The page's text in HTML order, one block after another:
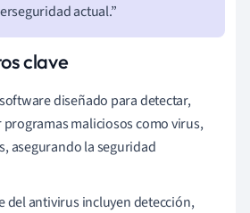
actual.”
clave
diseñado para detectar,
maliciosos como virus,
asegurando la seguridad
del antivirus incluyen detección,